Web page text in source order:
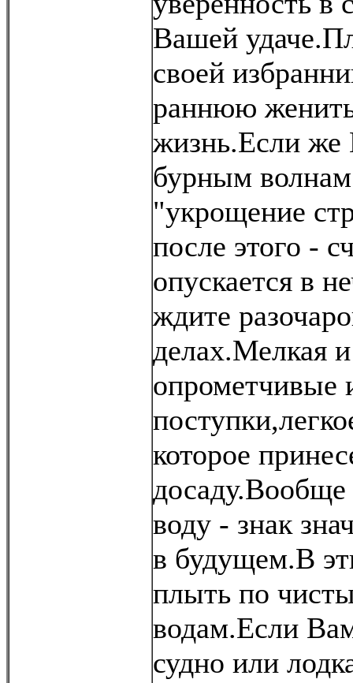
Вашей
своей
раннюю
жизнь.Если
бурным
"укрощение
после этого -
опускается в
ждите
делах.Мелкая
опрометчивые
которое
досаду.Вообще
воду - знак
в будущем.В
плыть по
водам.Если
судно или